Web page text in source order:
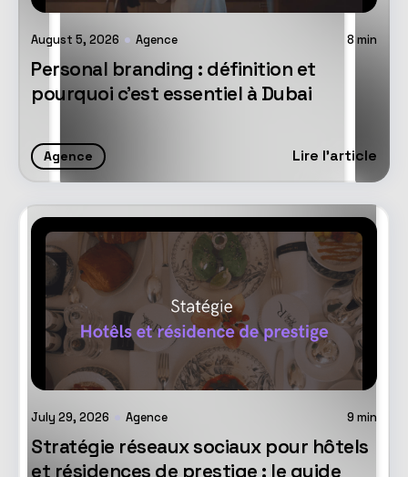
August 5, 2026 Agence 8 min
Personal branding : définition et
pourquoi c'est essentiel à Dubai
Agence Lire l'article
July 29, 2026 Agence 9 min
Stratégie réseaux sociaux pour hôtels
et résidences de prestige : le guide